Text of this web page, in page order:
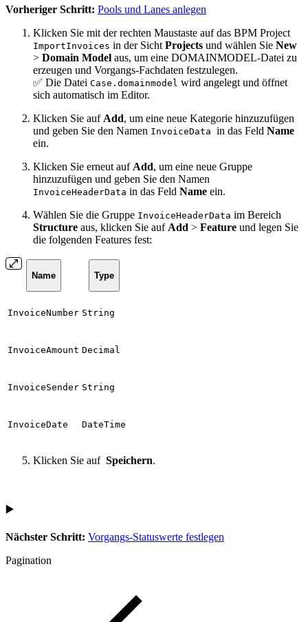
Vorheriger Schritt: Pools und Lanes anlegen
Klicken Sie mit der rechten Maustaste auf das BPM Project
ImportInvoices in der Sicht Projects und wählen Sie New
> Domain Model aus, um eine DOMAINMODEL-Datei zu
erzeugen und Vorgangs-Fachdaten festzulegen.
✅ Die Datei Case.domainmodel wird angelegt und öffnet
sich automatisch im Editor.
Klicken Sie auf Add, um eine neue Kategorie hinzuzufügen
und geben Sie den Namen InvoiceData in das Feld Name
ein.
Klicken Sie erneut auf Add, um eine neue Gruppe
hinzuzufügen und geben Sie den Namen
InvoiceHeaderData in das Feld Name ein.
Wählen Sie die Gruppe InvoiceHeaderData im Bereich
Structure aus, klicken Sie auf Add > Feature und legen Sie
die folgenden Features fest:
Name Type
InvoiceNumber String
InvoiceAmount Decimal
InvoiceSender String
InvoiceDate DateTime
Klicken Sie auf Speichern.
▶️
Nächster Schritt: Vorgangs-Statuswerte festlegen
Pagination